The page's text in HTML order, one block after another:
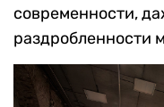
современности,
раздробленности